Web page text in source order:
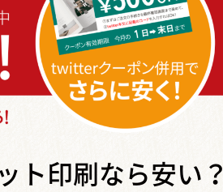
ト印刷なら安い？